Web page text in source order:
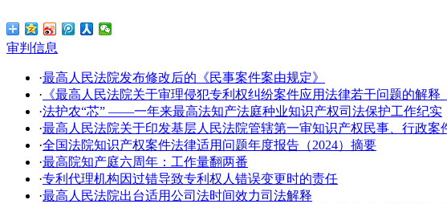
审判信息
·最高人民法院发布修改后的《民事案件案由规定》
· 《最高人民法院关于审理侵犯专利权纠纷案件应用法律若干问题的解释
·法护农“芯” ——一年来最高法知产法庭种业知识产权司法保护工作纪实
·最高人民法院关于印发基层人民法院管辖第一审知识产权民事、行政案
·全国法院知识产权案件法律适用问题年度报告（2024）摘要
·最高院知产庭六周年：工作量翻两番
·专利代理机构因过错导致专利权人错误变更时的责任
·最高人民法院出台适用公司法时间效力司法解释